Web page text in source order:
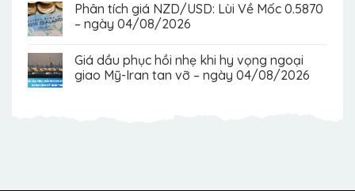
Phân tích giá NZD/USD: Lùi Về Mốc 0.5870
– ngày 04/08/2026
Giá dầu phục hồi nhẹ khi hy vọng ngoại
giao Mỹ-Iran tan vỡ – ngày 04/08/2026